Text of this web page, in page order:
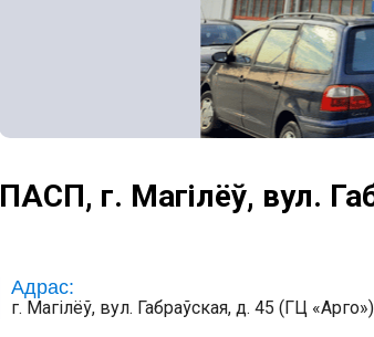
ПАСП, г. Магілёў, вул.
Адрас:
г. Магілёў, вул. Габраўская, д. 45 (ГЦ «Арго»)